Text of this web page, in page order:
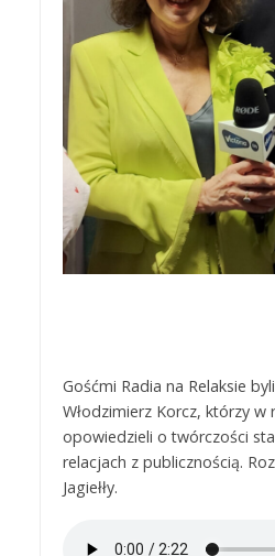
Gośćmi Radia na Relaksie
Włodzimierz Korcz, którzy w
opowiedzieli o twórczości
relacjach z publicznością.
Jagiełły.